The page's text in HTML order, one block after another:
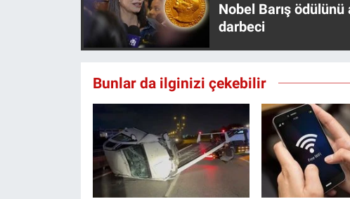
Nobel Barış
darbeci
Bunlar da ilginizi çekebilir
Türkiye'nin Geleceği
Yerel Gündem
Yerel Yaşam
Canlı Yayın